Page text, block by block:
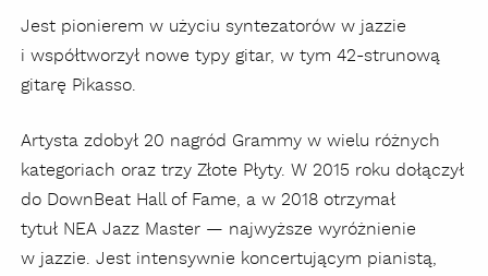
Jest pionierem w użyciu syntezatorów w jazzie
i współtworzył nowe typy gitar, w tym 42-strunową
gitarę Pikasso.
Artysta zdobył 20 nagród Grammy w wielu różnych
kategoriach oraz trzy Złote Płyty. W 2015 roku dołączył
do DownBeat Hall of Fame, a w 2018 otrzymał
tytuł NEA Jazz Master — najwyższe wyróżnienie
w jazzie. Jest intensywnie koncertującym pianistą,